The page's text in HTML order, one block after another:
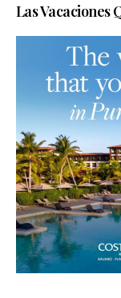
Las Vacaciones